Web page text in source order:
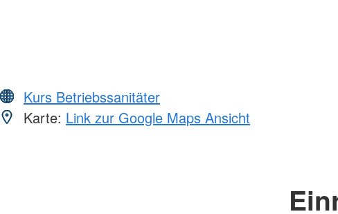
Kurs Betriebssanitäter
Karte: Link zur Google Maps Ansicht